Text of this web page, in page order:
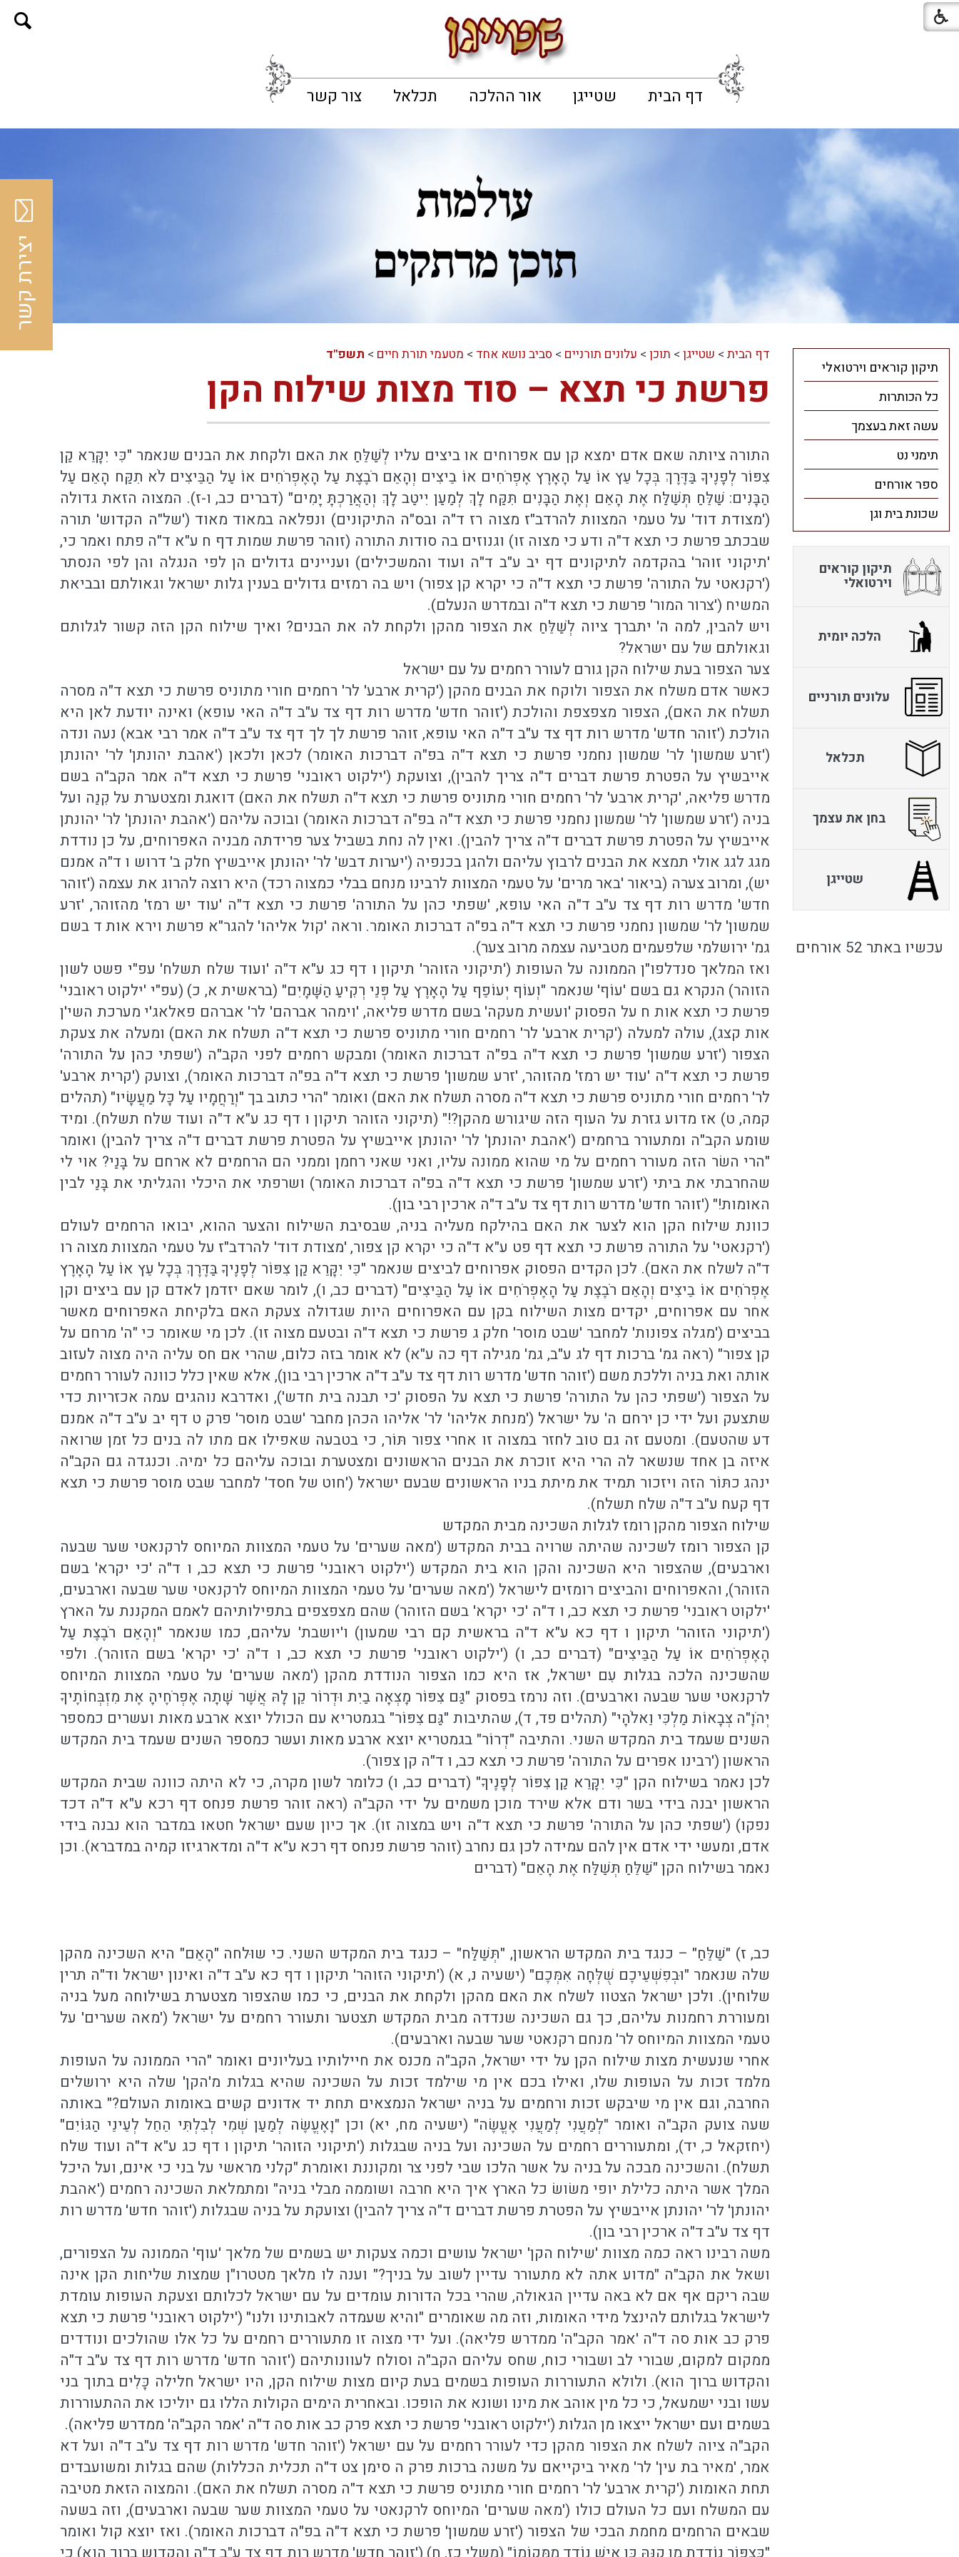
דף הבית שטייגן אור ההלכה תכלאל צור קשר
דף הבית> שטייגן> תוכן> עלונים תורניים > סביב נושא אחד > מטעמי תורת חיים > תשפ"ד
פרשת כי תצא – סוד מצות שילוח הקן
התורה ציותה שאם אדם ימצא קן עם אפרוחים או ביצים עליו לְשַׁלֵּחַ את האם ולקחת את הבנים שנאמר "כִּי יִקָּרֵא קַן
צִפּוֹר לְפָנֶיךָ בַּדֶּרֶךְ בְּכָל עֵץ אוֹ עַל הָאָרֶץ אֶפְרֹחִים אוֹ בֵיצִים וְהָאֵם רֹבֶצֶת עַל הָאֶפְרֹחִים אוֹ עַל הַבֵּיצִים לֹא תִקַּח הָאֵם עַל
הַבָּנִים: שַׁלֵּחַ תְּשַׁלַּח אֶת הָאֵם וְאֶת הַבָּנִים תִּקַּח לָךְ לְמַעַן יִיטַב לָךְ וְהַאֲרַכְתָּ יָמִים" (דברים כב, ו-ז). המצוה הזאת גדולה
('מצודת דוד' על טעמי המצוות להרדב"ז מצוה רז ד"ה ובס"ה התיקונים) ונפלאה במאוד מאוד ('של"ה הקדוש' תורה
שבכתב פרשת כי תצא ד"ה ודע כי מצוה זו) וגנוזים בה סודות התורה (זוהר פרשת שמות דף ח ע"א ד"ה פתח ואמר כי,
'תיקוני זוהר' בהקדמה לתיקונים דף יב ע"ב ד"ה ועוד והמשכילים) ועניינים גדולים הן לפי הנגלה והן לפי הנסתר
('רקנאטי על התורה' פרשת כי תצא ד"ה כי יקרא קן צפור) ויש בה רמזים גדולים בענין גלות ישראל וגאולתם ובביאת
המשיח ('צרור המור' פרשת כי תצא ד"ה ובמדרש הנעלם).
ויש להבין, למה ה' יתברך ציוה לְשַׁלֵּחַ את הצפור מהקן ולקחת לה את הבנים? ואיך שילוח הקן הזה קשור לגלותם
וגאולתם של עם ישראל?
צער הצפור בעת שילוח הקן גורם לעורר רחמים על עם ישראל
כאשר אדם משלח את הצפור ולוקח את הבנים מהקן ('קרית ארבע' לר' רחמים חורי מתוניס פרשת כי תצא ד"ה מסרה
תשלח את האם), הצפור מצפצפת והולכת ('זוהר חדש' מדרש רות דף צד ע"ב ד"ה האי עופא) ואינה יודעת לאן היא
הולכת ('זוהר חדש' מדרש רות דף צד ע"ב ד"ה האי עופא, זוהר פרשת לך לך דף צד ע"ב ד"ה אמר רבי אבא) נעה ונדה
('זרע שמשון' לר' שמשון נחמני פרשת כי תצא ד"ה בפ"ה דברכות האומר) לכאן ולכאן ('אהבת יהונתן' לר' יהונתן
אייבשיץ על הפטרת פרשת דברים ד"ה צריך להבין), וצועקת ('ילקוט ראובני' פרשת כי תצא ד"ה אמר הקב"ה בשם
מדרש פליאה, 'קרית ארבע' לר' רחמים חורי מתוניס פרשת כי תצא ד"ה תשלח את האם) דואגת ומצטערת על קִנַה ועל
בניה ('זרע שמשון' לר' שמשון נחמני פרשת כי תצא ד"ה בפ"ה דברכות האומר) ובוכה עליהם ('אהבת יהונתן' לר' יהונתן
אייבשיץ על הפטרת פרשת דברים ד"ה צריך להבין). ואין לה נחת בשביל צער פרידתה מבניה האפרוחים, על כן נודדת
מגג לגג אולי תמצא את הבנים לרבוץ עליהם ולהגן בכנפיה ('יערות דבש' לר' יהונתן אייבשיץ חלק ב' דרוש ו ד"ה אמנם
יש), ומרוב צערה (ביאור 'באר מרים' על טעמי המצוות לרבינו מנחם בבלי כמצוה רכד) היא רוצה להרוג את עצמה ('זוהר
חדש' מדרש רות דף צד ע"ב ד"ה האי עופא, 'שפתי כהן על התורה' פרשת כי תצא ד"ה 'עוד יש רמז' מהזוהר, 'זרע
שמשון' לר' שמשון נחמני פרשת כי תצא ד"ה בפ"ה דברכות האומר. וראה 'קול אליהו' להגר"א פרשת וירא אות ד בשם
גמ' ירושלמי שלפעמים מטביעה עצמה מרוב צער).
ואז המלאך סנדלפו"ן הממונה על העופות ('תיקוני הזוהר' תיקון ו דף כג ע"א ד"ה 'ועוד שלח תשלח' עפ"י פשט לשון
הזוהר) הנקרא גם בשם 'עוֹף' שנאמר "וְעוֹף יְעוֹפֵף עַל הָאָרֶץ עַל פְּנֵי רְקִיעַ הַשָּׁמָיִם" (בראשית א, כ) (עפ"י 'ילקוט ראובני'
פרשת כי תצא אות ח על הפסוק 'ועשית מעקה' בשם מדרש פליאה, 'וימהר אברהם' לר' אברהם פאלאג'י מערכת השי'ן
אות קצג), עולה למעלה ('קרית ארבע' לר' רחמים חורי מתוניס פרשת כי תצא ד"ה תשלח את האם) ומעלה את צעקת
הצפור ('זרע שמשון' פרשת כי תצא ד"ה בפ"ה דברכות האומר) ומבקש רחמים לפני הקב"ה ('שפתי כהן על התורה'
פרשת כי תצא ד"ה 'עוד יש רמז' מהזוהר, 'זרע שמשון' פרשת כי תצא ד"ה בפ"ה דברכות האומר), וצועק ('קרית ארבע'
לר' רחמים חורי מתוניס פרשת כי תצא ד"ה מסרה תשלח את האם) ואומר "הרי כתוב בך "וְרַחֲמָיו עַל כָּל מַעֲשָׂיו" (תהלים
קמה, ט) אז מדוע גזרת על העוף הזה שיגורש מהקן?!" (תיקוני הזוהר תיקון ו דף כג ע"א ד"ה ועוד שלח תשלח). ומיד
שומע הקב"ה ומתעורר ברחמים ('אהבת יהונתן' לר' יהונתן אייבשיץ על הפטרת פרשת דברים ד"ה צריך להבין) ואומר
"הרי השׂר הזה מעורר רחמים על מי שהוא ממונה עליו, ואני שאני רחמן וממני הם הרחמים לא ארחם על בָּנַי? אוי לי
שהחרבתי את ביתי ('זרע שמשון' פרשת כי תצא ד"ה בפ"ה דברכות האומר) ושרפתי את היכלי והגליתי את בָּנַי לבין
האומות!" ('זוהר חדש' מדרש רות דף צד ע"ב ד"ה ארכין רבי בון).
כוונת שילוח הקן הוא לצער את האם בהילקח מעליה בניה, שבסיבת השילוח והצער ההוא, יבואו הרחמים לעולם
('רקנאטי' על התורה פרשת כי תצא דף פט ע"א ד"ה כי יקרא קן צפור, 'מצודת דוד' להרדב"ז על טעמי המצוות מצוה רו
ד"ה לשלח את האם). לכן הקדים הפסוק אפרוחים לביצים שנאמר "כִּי יִקָּרֵא קַן צִפּוֹר לְפָנֶיךָ בַּדֶּרֶךְ בְּכָל עֵץ אוֹ עַל הָאָרֶץ
אֶפְרֹחִים אוֹ בֵיצִים וְהָאֵם רֹבֶצֶת עַל הָאֶפְרֹחִים אוֹ עַל הַבֵּיצִים" (דברים כב, ו), לומר שאם יזדמן לאדם קן עם ביצים וקן
אחר עם אפרוחים, יקדים מצות השילוח בקן עם האפרוחים היות שגדולה צעקת האם בלקיחת האפרוחים מאשר
בביצים ('מגלה צפונות' למחבר 'שבט מוסר' חלק ג פרשת כי תצא ד"ה ובטעם מצוה זו). לכן מי שאומר כי "ה' מרחם על
קן צפור" (ראה גמ' ברכות דף לג ע"ב, גמ' מגילה דף כה ע"א) לא אומר בזה כלום, שהרי אם חס עליה היה מצוה לעזוב
אותה ואת בניה וללכת משם ('זוהר חדש' מדרש רות דף צד ע"ב ד"ה ארכין רבי בון), אלא שאין כלל כוונה לעורר רחמים
על הצפור ('שפתי כהן על התורה' פרשת כי תצא על הפסוק 'כי תבנה בית חדש'), ואדרבא נוהגים עמה אכזריות כדי
שתצעק ועל ידי כן ירחם ה' על ישראל ('מנחת אליהו' לר' אליהו הכהן מחבר 'שבט מוסר' פרק ט דף יב ע"ב ד"ה אמנם
דע שהטעם). ומטעם זה גם טוב לחזר במצוה זו אחרי צפור תּוֹר, כי בטבעה שאפילו אם מתו לה בנים כל זמן שרואה
איזה בן אחד שנשאר לה הרי היא זוכרת את הבנים הראשונים ומצטערת ובוכה עליהם כל ימיה. וכנגדה גם הקב"ה
ינהג כתּוֹר הזה ויזכור תמיד את מיתת בניו הראשונים שבעם ישראל ('חוט של חסד' למחבר שבט מוסר פרשת כי תצא
דף קעח ע"ב ד"ה שלח תשלח).
שילוח הצפור מהקן רומז לגלות השכינה מבית המקדש
קן הצפור רומז לשכינה שהיתה שרויה בבית המקדש ('מאה שערים' על טעמי המצוות המיוחס לרקנאטי שער שבעה
וארבעים), שהצפור היא השכינה והקן הוא בית המקדש ('ילקוט ראובני' פרשת כי תצא כב, ו ד"ה 'כי יקרא' בשם
הזוהר), והאפרוחים והביצים רומזים לישראל ('מאה שערים' על טעמי המצוות המיוחס לרקנאטי שער שבעה וארבעים,
'ילקוט ראובני' פרשת כי תצא כב, ו ד"ה 'כי יקרא' בשם הזוהר) שהם מצפצפים בתפילותיהם לאמם המקננת על הארץ
('תיקוני הזוהר' תיקון ו דף כא ע"א ד"ה בראשית קם רבי שמעון) ו'יושבת' עליהם, כמו שנאמר "וְהָאֵם רֹבֶצֶת עַל
הָאֶפְרֹחִים אוֹ עַל הַבֵּיצִים" (דברים כב, ו) ('ילקוט ראובני' פרשת כי תצא כב, ו ד"ה 'כי יקרא' בשם הזוהר). ולפי
שהשכינה הלכה בגלות עִם ישראל, אז היא כמו הצפור הנודדת מהקן ('מאה שערים' על טעמי המצוות המיוחס
לרקנאטי שער שבעה וארבעים). וזה נרמז בפסוק "גַּם צִפּוֹר מָצְאָה בַיִת וּדְרוֹר קֵן לָהּ אֲשֶׁר שָׁתָה אֶפְרֹחֶיהָ אֶת מִזְבְּחוֹתֶיךָ
יְהֹוָ"ה צְבָאוֹת מַלְכִּי וֵאלֹהָי" (תהלים פד, ד), שהתיבות "גַּם צִפּוֹר" בגמטריא עם הכולל יוצא ארבע מאות ועשרים כמספר
השנים שעמד בית המקדש השני. והתיבה "דְרוֹר" בגמטריא יוצא ארבע מאות ועשר כמספר השנים שעמד בית המקדש
הראשון ('רבינו אפרים על התורה' פרשת כי תצא כב, ו ד"ה קן צפור).
לכן נאמר בשילוח הקן "כִּי יִקָּרֵא קַן צִפּוֹר לְפָנֶיךָ" (דברים כב, ו) כלומר לשון מקרה, כי לא היתה כוונה שבית המקדש
הראשון יבנה בידי בשר ודם אלא שירד מוכן משמים על ידי הקב"ה (ראה זוהר פרשת פנחס דף רכא ע"א ד"ה דכד
נפקו) ('שפתי כהן על התורה' פרשת כי תצא ד"ה ויש במצוה זו). אך כיון שעם ישראל חטאו במדבר הוא נבנה בידי
אדם, ומעשי ידי אדם אין להם עמידה לכן גם נחרב (זוהר פרשת פנחס דף רכא ע"א ד"ה ומדארגיזו קמיה במדברא). וכן
נאמר בשילוח הקן "שַׁלֵּחַ תְּשַׁלַּח אֶת הָאֵם" (דברים
כב, ז) "שַׁלֵּחַ" – כנגד בית המקדש הראשון, "תְּשַׁלַּח" – כנגד בית המקדש השני. כי שוּלחה "הָאֵם" היא השכינה מהקן
שלה שנאמר "וּבְפִשְׁעֵיכֶם שֻׁלְּחָה אִמְּכֶם" (ישעיה נ, א) ('תיקוני הזוהר' תיקון ו דף כא ע"ב ד"ה ואינון ישראל וד"ה תרין
שלוחין). ולכן ישראל הצטוו לשלח את האם מהקן ולקחת את הבנים, כי כמו שהצפור מצטערת בשילוחה מעל בניה
ומעוררת רחמנות עליהם, כך גם השכינה שנדדה מבית המקדש תצטער ותעורר רחמים על ישראל ('מאה שערים' על
טעמי המצוות המיוחס לר' מנחם רקנאטי שער שבעה וארבעים).
אחרי שנעשית מצות שילוח הקן על ידי ישראל, הקב"ה מכנס את חיילותיו בעליונים ואומר "הרי הממונה על העופות
מלמד זכות על העופות שלו, ואילו בכם אין מי שילמד זכות על השכינה שהיא בגלות מ'הקן' שלה היא ירושלים
החרבה, וגם אין מי שיבקש זכות ורחמים על בניה ישראל הנמצאים תחת יד אדונים קשים באומות העולם?" באותה
שעה צועק הקב"ה ואומר "לְמַעֲנִי לְמַעֲנִי אֶעֱשֶׂה" (ישעיה מח, יא) וכן "וָאֶעֱשֶׂה לְמַעַן שְׁמִי לְבִלְתִּי הֵחֵל לְעֵינֵי הַגּוֹיִם"
(יחזקאל כ, יד), ומתעוררים רחמים על השכינה ועל בניה שבגלות ('תיקוני הזוהר' תיקון ו דף כג ע"א ד"ה ועוד שלח
תשלח). והשכינה מבכה על בניה על אשר הלכו שבי לפני צר ומקוננת ואומרת "קלני מראשי על בני כי אינם, ועל היכל
המלך אשר היתה כלילת יופי משׂושׂ כל הארץ איך היא חרבה ושוממה מבלי בניה" ומתמלאת השכינה רחמים ('אהבת
יהונתן' לר' יהונתן אייבשיץ על הפטרת פרשת דברים ד"ה צריך להבין) וצועקת על בניה שבגלות ('זוהר חדש' מדרש רות
דף צד ע"ב ד"ה ארכין רבי בון).
משה רבינו ראה כמה מצוות 'שילוח הקן' ישראל עושים וכמה צעקות יש בשמים של מלאך 'עוף' הממונה על הצפורים,
ושאל את הקב"ה "מדוע אתה לא מתעורר עדיין לשוב על בניך?" וענה לו מלאך מטטרו"ן שמצות שליחות הקן אינה
שבה ריקם אף אם לא באה עדיין הגאולה, שהרי בכל הדורות עומדים על עם ישראל לכלותם וצעקת העופות עומדת
לישראל בגלותם להינצל מידי האומות, וזה מה שאומרים "והיא שעמדה לאבותינו ולנו" ('ילקוט ראובני' פרשת כי תצא
פרק כב אות סה ד"ה 'אמר הקב"ה' ממדרש פליאה). ועל ידי מצוה זו מתעוררים רחמים על כל אלו שהולכים ונודדים
ממקום למקום, שבורי לב ושבורי כוח, שחס עליהם הקב"ה וסולח לעוונותיהם ('זוהר חדש' מדרש רות דף צד ע"ב ד"ה
והקדוש ברוך הוא). ולולא התעוררות העופות בשמים בעת קיום מצות שילוח הקן, היו ישראל חלילה כָּלִים בתוך בני
עשו ובני ישמעאל, כי כל מין אוהב את מינו ושונא את הופכו. ובאחרית הימים הקולות הללו גם יוליכו את ההתעוררות
בשמים ועם ישראל ייצאו מן הגלות ('ילקוט ראובני' פרשת כי תצא פרק כב אות סה ד"ה 'אמר הקב"ה' ממדרש פליאה).
הקב"ה ציוה לשלח את הצפור מהקן כדי לעורר רחמים על עם ישראל ('זוהר חדש' מדרש רות דף צד ע"ב ד"ה ועל דא
אמר, 'מאיר בת עין' לר' מאיר ביקייאם על משנה ברכות פרק ה סימן צט ד"ה תכלית הכללות) שהם בגלות ומשועבדים
תחת האומות ('קרית ארבע' לר' רחמים חורי מתוניס פרשת כי תצא ד"ה מסרה תשלח את האם). והמצוה הזאת מטיבה
עם המשלח ועם כל העולם כולו ('מאה שערים' המיוחס לרקנאטי על טעמי המצוות שער שבעה וארבעים), וזה בשעה
שבאים הרחמים מחמת הבכי של הצפור ('זרע שמשון' פרשת כי תצא ד"ה בפ"ה דברכות האומר). ואז יוצא קול ואומר
תיקון קוראים וירטואלי
כל הכותרות
עשה זאת בעצמך
תימני נט
ספר אורחים
שכונת בית וגן
תיקון קוראים
וירטואלי
הלכה יומית
עלונים תורניים
תכלאל
בחן את עצמך
שטייגן
עכשיו באתר 52 אורחים
יצירת קשר